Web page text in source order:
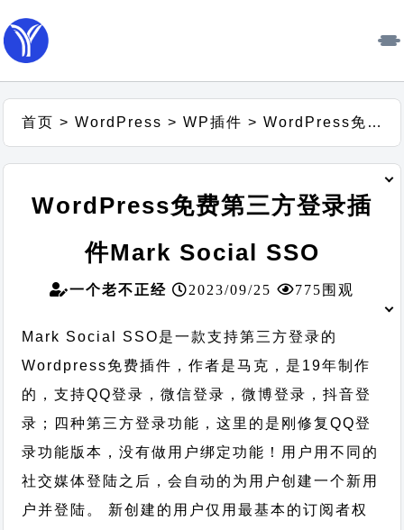
首页 >WordPress >WP插件 >WordPress免费第三方登录插件Mark Social SSO
WordPress免费第三方登录插
件Mark Social SSO
一个老不正经 2023/09/25 775围观
Mark Social SSO是一款支持第三方登录的
Wordpress免费插件，作者是马克，是19年制作
的，支持QQ登录，微信登录，微博登录，抖音登
录；四种第三方登录功能，这里的是刚修复QQ登
录功能版本，没有做用户绑定功能！用户用不同的
社交媒体登陆之后，会自动的为用户创建一个新用
户并登陆。 新创建的用户仅用最基本的订阅者权